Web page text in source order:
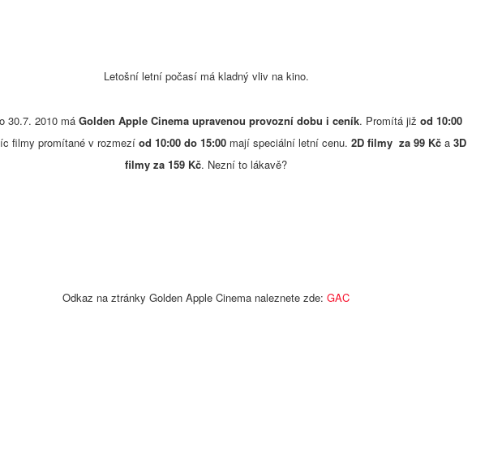
Letošní letní počasí má kladný vliv na kino.
30.7. 2010 má Golden Apple Cinema upravenou provozní dobu i ceník. Promítá již od 10:00
filmy promítané v rozmezí od 10:00 do 15:00 mají speciální letní cenu. 2D filmy za 99 Kč a 3D
filmy za 159 Kč. Nezní to lákavě?
Odkaz na ztránky Golden Apple Cinema naleznete zde: GAC